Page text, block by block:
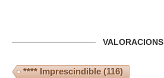
VALORACIONS
**** Imprescindible(116)